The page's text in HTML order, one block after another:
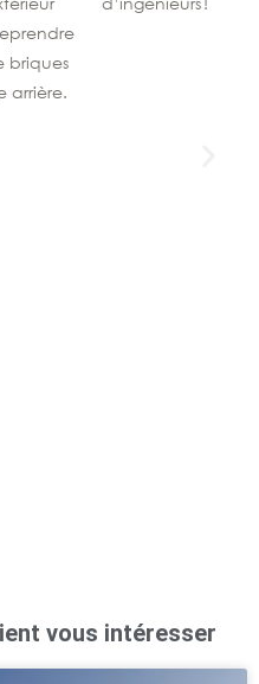
briques
arrière.
vous intéresser